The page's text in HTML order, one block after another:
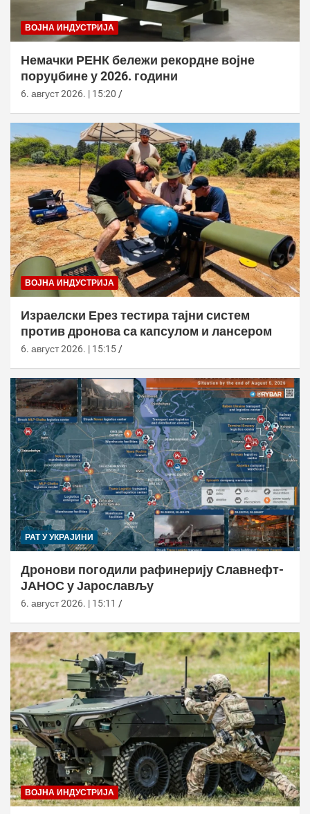
ВОЈНА ИНДУСТРИЈА
Немачки РЕНК бележи рекордне војне
поруџбине у 2026. години
6. август 2026. | 15:20
ВОЈНА ИНДУСТРИЈА
Израелски Ерез тестира тајни систем
против дронова са капсулом и лансером
6. август 2026. | 15:15
РАТ У УКРАЈИНИ
Дронови погодили рафинерију Славнефт-
ЈАНОС у Јарослављу
6. август 2026. | 15:11
ВОЈНА ИНДУСТРИЈА